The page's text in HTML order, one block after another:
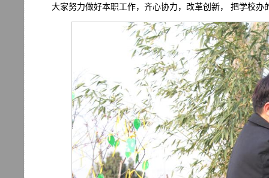
大家努力做好本职工作，齐心协力，改革创新， 把学校